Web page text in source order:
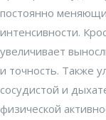
постоянно
интенсивности.
увеличивает
и точность. Также
сосудистой и
физической